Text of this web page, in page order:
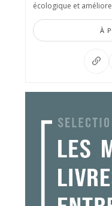
écologique et
À